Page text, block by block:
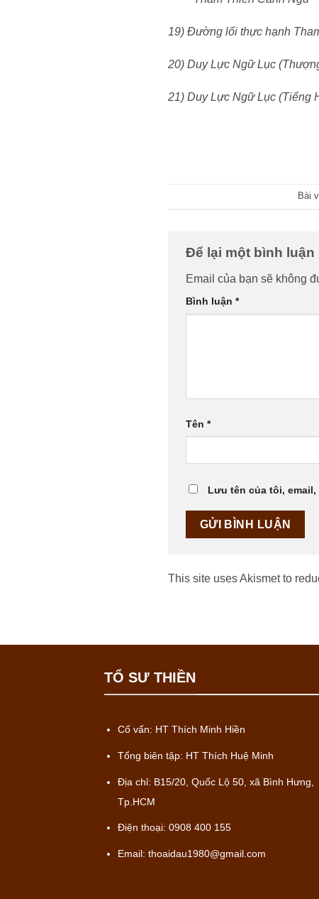
19) Đường lối thực hạnh
20) Duy Lực Ngữ Lục
21) Duy Lực Ngữ Lục (Tiếng
Bài
Để lại một bình luận
Email của bạn sẽ không
Bình luận *
Tên *
Lưu tên của tôi,
This site uses Akismet to
TỔ SƯ THIỀN
Cố vấn: HT Thích Minh Hiền
Tổng biên tập: HT Thích Huệ Minh
Địa chỉ: B15/20, Quốc Lộ 50, xã Bình Hưng,
Tp.HCM
Điện thoại: 0908 400 155
Email: thoaidau1980@gmail.com